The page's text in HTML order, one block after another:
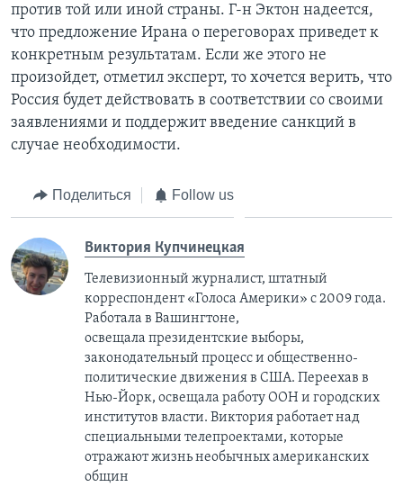
против той или иной страны. Г-н Эктон надеется,
что предложение Ирана о переговорах приведет к
конкретным результатам. Если же этого не
произойдет, отметил эксперт, то хочется верить, что
Россия будет действовать в соответствии со своими
заявлениями и поддержит введение санкций в
случае необходимости.
Поделиться Follow us
Виктория Купчинецкая
Телевизионный журналист, штатный
корреспондент «Голоса Америки» с 2009 года.
Работала в Вашингтоне,
освещала президентские выборы,
законодательный процесс и общественно-
политические движения в США. Переехав в
Нью-Йорк, освещала работу ООН и городских
институтов власти. Виктория работает над
специальными телепроектами, которые
отражают жизнь необычных американских
общин